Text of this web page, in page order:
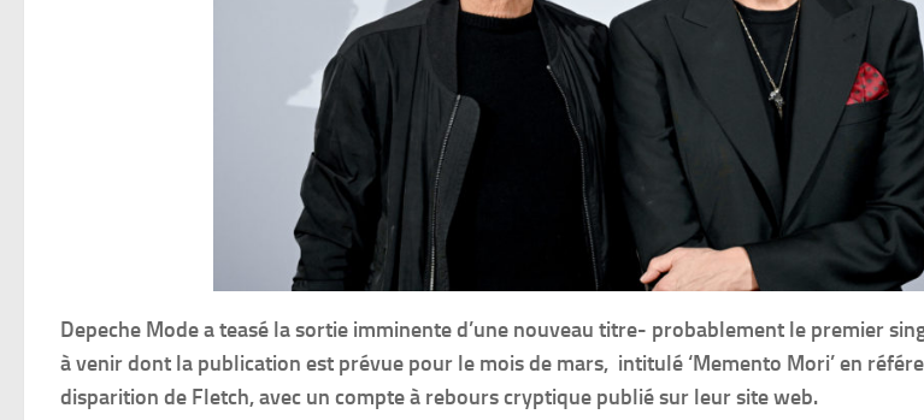
Depeche Mode a teasé la sortie imminente d’une nouveau titre- probablement le premier
à venir dont la publication est prévue pour le mois de mars, intitulé ‘Memento Mori’ en
disparition de Fletch, avec un compte à rebours cryptique publié sur leur site web.